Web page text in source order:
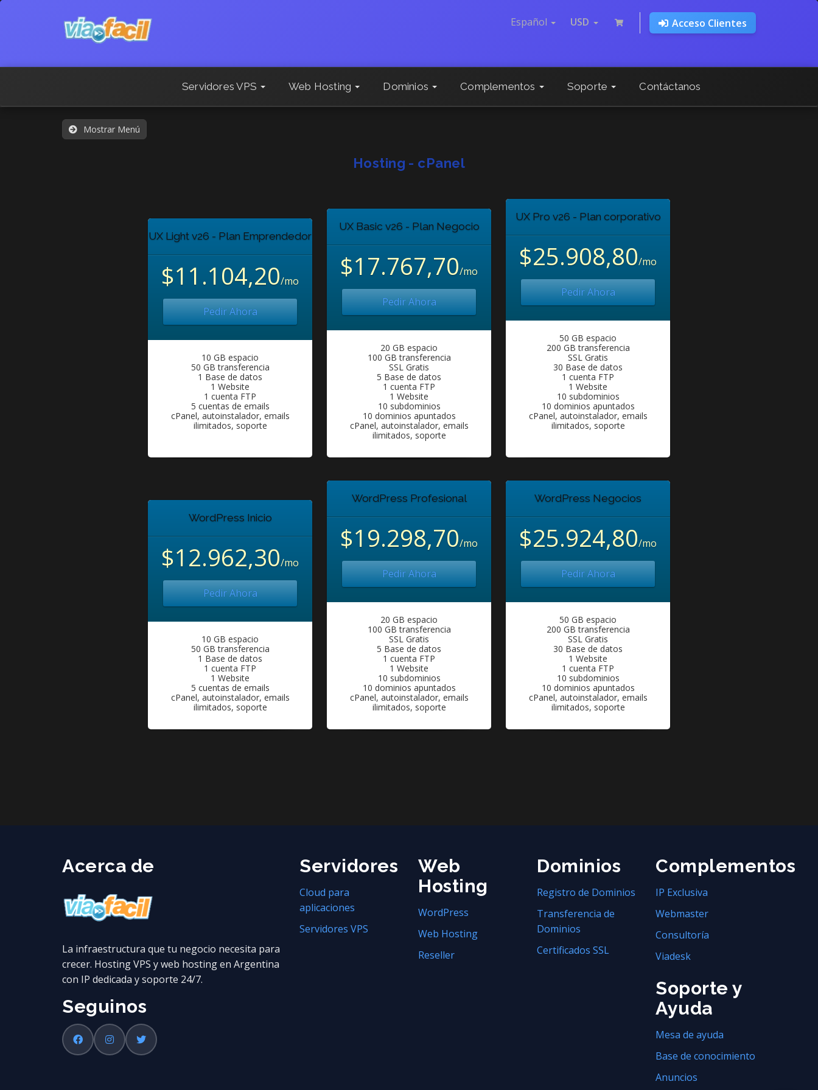
Español USD Acceso Clientes
Servidores VPS Web Hosting Dominios Complementos Soporte Contáctanos
Mostrar Menú
Hosting - cPanel
UX Light v26 - Plan Emprendedor
$11.104,20/mo
Pedir Ahora
10 GB espacio
50 GB transferencia
1 Base de datos
1 Website
1 cuenta FTP
5 cuentas de emails
cPanel, autoinstalador, emails
ilimitados, soporte
UX Basic v26 - Plan Negocio
$17.767,70/mo
Pedir Ahora
20 GB espacio
100 GB transferencia
SSL Gratis
5 Base de datos
1 cuenta FTP
1 Website
10 subdominios
10 dominios apuntados
cPanel, autoinstalador, emails
ilimitados, soporte
UX Pro v26 - Plan corporativo
$25.908,80/mo
Pedir Ahora
50 GB espacio
200 GB transferencia
SSL Gratis
30 Base de datos
1 cuenta FTP
1 Website
10 subdominios
10 dominios apuntados
cPanel, autoinstalador, emails
ilimitados, soporte
WordPress Inicio
$12.962,30/mo
Pedir Ahora
10 GB espacio
50 GB transferencia
1 Base de datos
1 cuenta FTP
1 Website
5 cuentas de emails
cPanel, autoinstalador, emails
ilimitados, soporte
WordPress Profesional
$19.298,70/mo
Pedir Ahora
20 GB espacio
100 GB transferencia
SSL Gratis
5 Base de datos
1 cuenta FTP
1 Website
10 subdominios
10 dominios apuntados
cPanel, autoinstalador, emails
ilimitados, soporte
WordPress Negocios
$25.924,80/mo
Pedir Ahora
50 GB espacio
200 GB transferencia
SSL Gratis
30 Base de datos
1 Website
1 cuenta FTP
10 subdominios
10 dominios apuntados
cPanel, autoinstalador, emails
ilimitados, soporte
Acerca de
La infraestructura que tu negocio necesita para
crecer. Hosting VPS y web hosting en Argentina
con IP dedicada y soporte 24/7.
Seguinos
Servidores
Cloud para
aplicaciones
Servidores VPS
Web
Hosting
WordPress
Web Hosting
Reseller
Dominios
Registro de Dominios
Transferencia de
Dominios
Certificados SSL
Complementos
IP Exclusiva
Webmaster
Consultoría
Viadesk
Soporte y
Ayuda
Mesa de ayuda
Base de conocimiento
Anuncios